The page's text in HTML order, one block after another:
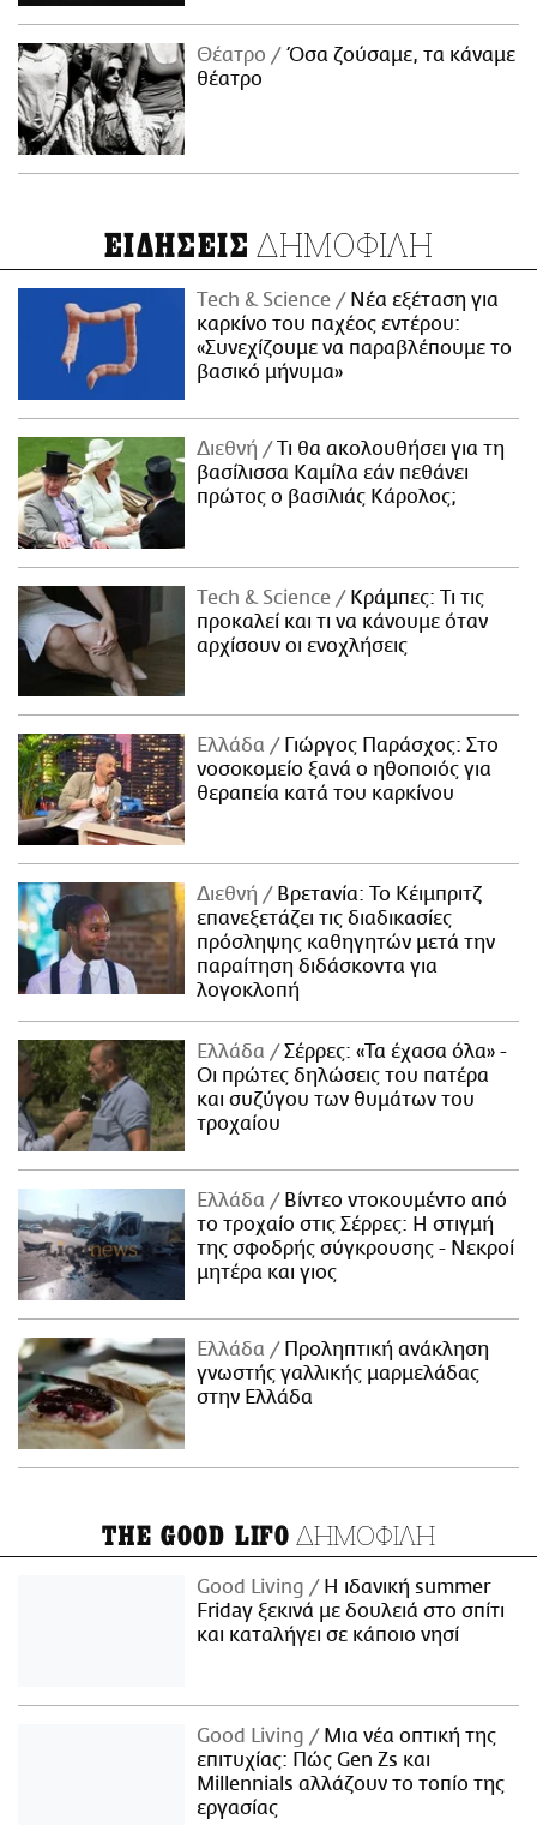
Θέατρο
Όσα ζούσαμε, τα κάναμε
θέατρο
ΕΙΔΗΣΕΙΣ ΔΗΜΟΦΙΛΗ
Τech & Science
Νέα εξέταση για
καρκίνο του παχέος εντέρου:
«Συνεχίζουμε να παραβλέπουμε το
βασικό μήνυμα»
Διεθνή
Τι θα ακολουθήσει για τη
βασίλισσα Καμίλα εάν πεθάνει
πρώτος ο βασιλιάς Κάρολος;
Τech & Science
Κράμπες: Τι τις
προκαλεί και τι να κάνουμε όταν
αρχίσουν οι ενοχλήσεις
Ελλάδα
Γιώργος Παράσχος: Στο
νοσοκομείο ξανά ο ηθοποιός για
θεραπεία κατά του καρκίνου
Διεθνή
Βρετανία: Το Κέιμπριτζ
επανεξετάζει τις διαδικασίες
πρόσληψης καθηγητών μετά την
παραίτηση διδάσκοντα για
λογοκλοπή
Ελλάδα
Σέρρες: «Τα έχασα όλα» -
Οι πρώτες δηλώσεις του πατέρα
και συζύγου των θυμάτων του
τροχαίου
Ελλάδα
Βίντεο ντοκουμέντο από
το τροχαίο στις Σέρρες: Η στιγμή
της σφοδρής σύγκρουσης - Νεκροί
μητέρα και γιος
Ελλάδα
Προληπτική ανάκληση
γνωστής γαλλικής μαρμελάδας
στην Ελλάδα
THE GOOD LIFO ΔΗΜΟΦΙΛΗ
Good Living
Η ιδανική summer
Friday ξεκινά με δουλειά στο σπίτι
και καταλήγει σε κάποιο νησί
Good Living
Μια νέα οπτική της
επιτυχίας: Πώς Gen Zs και
Millennials αλλάζουν το τοπίο της
εργασίας